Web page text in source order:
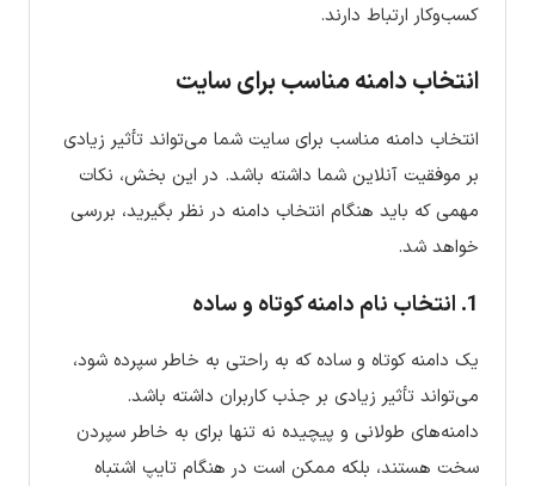
کسب‌وکار ارتباط دارند.
انتخاب دامنه مناسب برای سایت
انتخاب دامنه مناسب برای سایت شما می‌تواند تأثیر زیادی
بر موفقیت آنلاین شما داشته باشد. در این بخش، نکات
مهمی که باید هنگام انتخاب دامنه در نظر بگیرید، بررسی
خواهد شد.
1. انتخاب نام دامنه کوتاه و ساده
یک دامنه کوتاه و ساده که به راحتی به خاطر سپرده شود،
می‌تواند تأثیر زیادی بر جذب کاربران داشته باشد.
دامنه‌های طولانی و پیچیده نه تنها برای به خاطر سپردن
سخت هستند، بلکه ممکن است در هنگام تایپ اشتباه